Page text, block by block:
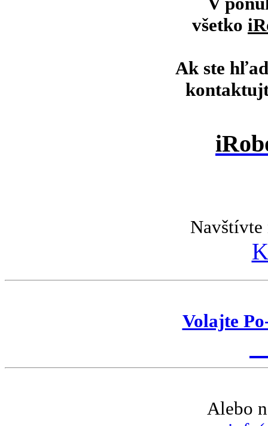
všetko
Ak ste
Navštívte
Volajte
Alebo